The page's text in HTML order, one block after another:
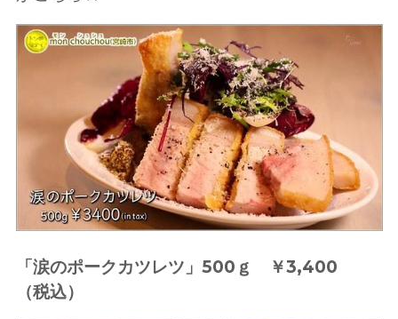
「涙のポークカツレツ」500ｇ ￥3,400
（税込）